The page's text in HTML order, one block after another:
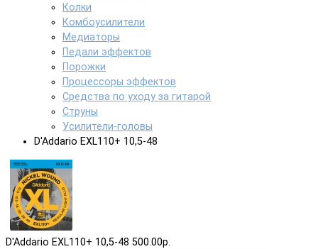
Колки
Комбоусилители
Медиаторы
Педали эффектов
Порожки
Процессоры эффектов
Средства по уходу за гитарой
Струны
Усилители-головы
D'Addario EXL110+ 10,5-48
D'Addario EXL110+ 10,5-48 500.00р.